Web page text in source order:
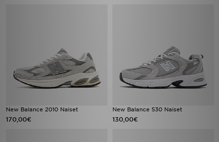
New Balance 2010 Naiset
170,00€
New Balance 530 Naiset
130,00€